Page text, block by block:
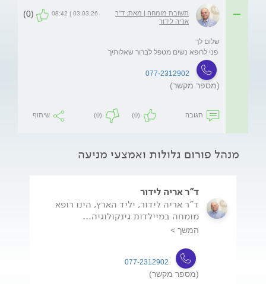
תשובת מומחה | מאת: ד"ר
אריה לידור
03.03.26 | 08:42
(0)
077-2312902
(מספר מקשר)
תגובה (0)
(0) שיתוף
מנהל פורום גלולות ואמצעי מניעה
ד"ר אריה לידור
ד"ר אריה לידור, יליד הארץ, הינו רופא
מומחה במיילדות גינקולוגיה...
המשך >
077-2312902
(מספר מקשר)